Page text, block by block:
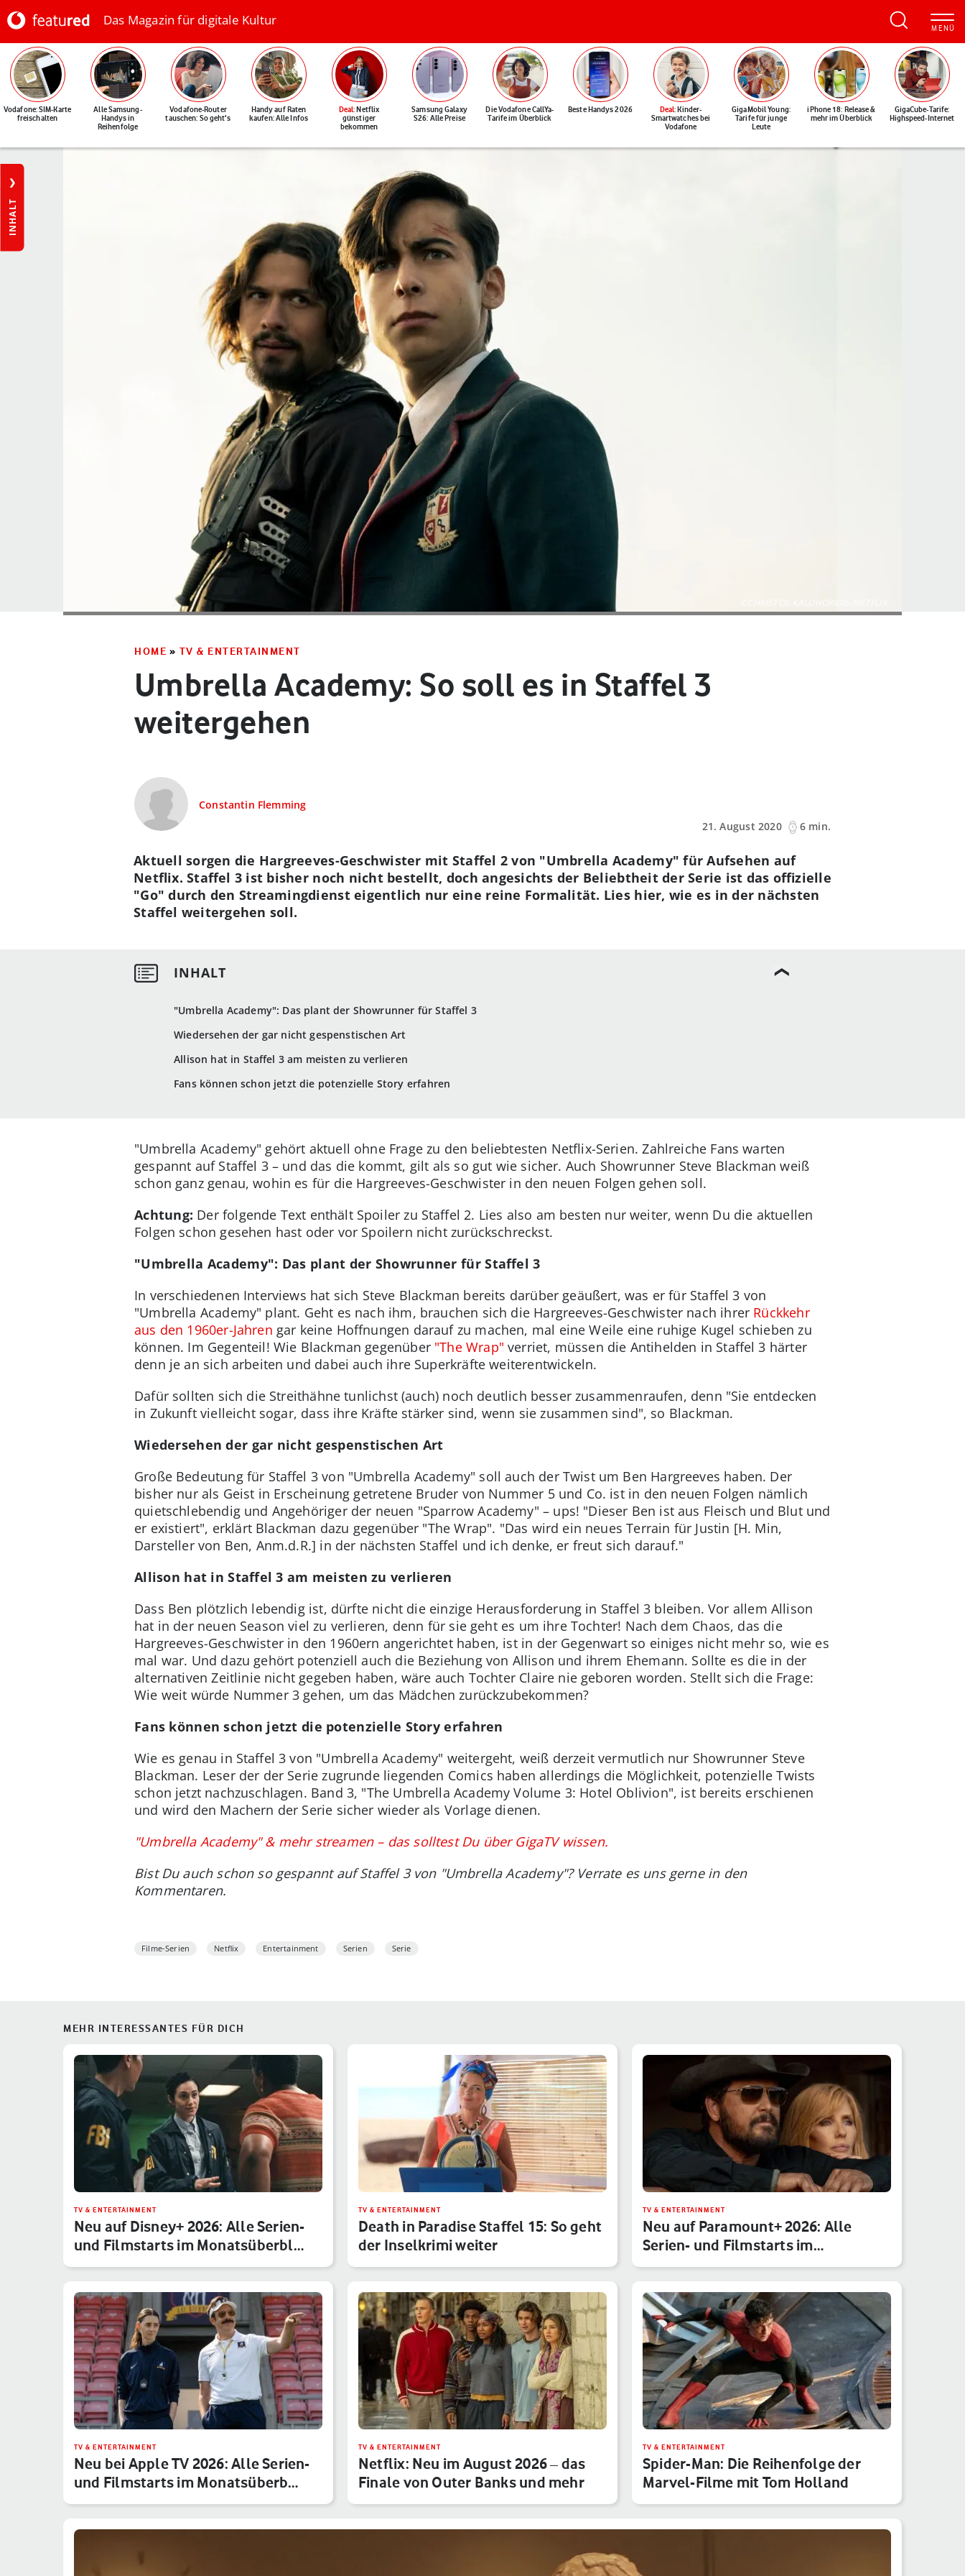
Das Magazin für digitale Kultur
Vodafone: SIM-Karte
freischalten
Alle Samsung-
Handys in
Reihenfolge
Vodafone-Router
tauschen: So geht's
Handy auf Raten
kaufen: Alle Infos
Deal: Netflix
günstiger
bekommen
Samsung Galaxy
S26: Alle Preise
Die Vodafone CallYa-
Tarife im Überblick
Beste Handys 2026 Deal: Kinder-
Smartwatches bei
Vodafone
GigaMobil Young:
Tarife für junge
Leute
iPhone 18: Release &
mehr im Überblick
GigaCube-Tarife:
Highspeed-Internet
INHALT
©CHRISTOS KALOHORIDIS/NETFLIX
HOME » TV & ENTERTAINMENT
Umbrella Academy: So soll es in Staffel 3
weitergehen
Constantin Flemming
21. August 2020
6 min.
"Umbrella Academy": Das plant der Showrunner für Staffel 3
Wiedersehen der gar nicht gespenstischen Art
Allison hat in Staffel 3 am meisten zu verlieren
Fans können schon jetzt die potenzielle Story erfahren
Aktuell sorgen die Hargreeves-Geschwister mit Staffel 2 von "Umbrella Academy" für Aufsehen auf
Netflix. Staffel 3 ist bisher noch nicht bestellt, doch angesichts der Beliebtheit der Serie ist das offizielle
"Go" durch den Streamingdienst eigentlich nur eine reine Formalität. Lies hier, wie es in der nächsten
Staffel weitergehen soll.
"Umbrella Academy" gehört aktuell ohne Frage zu den beliebtesten Netflix-Serien. Zahlreiche Fans warten
gespannt auf Staffel 3 – und das die kommt, gilt als so gut wie sicher. Auch Showrunner Steve Blackman weiß
schon ganz genau, wohin es für die Hargreeves-Geschwister in den neuen Folgen gehen soll.
Achtung: Der folgende Text enthält Spoiler zu Staffel 2. Lies also am besten nur weiter, wenn Du die aktuellen
Folgen schon gesehen hast oder vor Spoilern nicht zurückschreckst.
"Umbrella Academy": Das plant der Showrunner für Staffel 3
In verschiedenen Interviews hat sich Steve Blackman bereits darüber geäußert, was er für Staffel 3 von
"Umbrella Academy" plant. Geht es nach ihm, brauchen sich die Hargreeves-Geschwister nach ihrer Rückkehr
aus den 1960er-Jahren gar keine Hoffnungen darauf zu machen, mal eine Weile eine ruhige Kugel schieben zu
können. Im Gegenteil! Wie Blackman gegenüber "The Wrap" verriet, müssen die Antihelden in Staffel 3 härter
denn je an sich arbeiten und dabei auch ihre Superkräfte weiterentwickeln.
Dafür sollten sich die Streithähne tunlichst (auch) noch deutlich besser zusammenraufen, denn "Sie entdecken
in Zukunft vielleicht sogar, dass ihre Kräfte stärker sind, wenn sie zusammen sind", so Blackman.
Wiedersehen der gar nicht gespenstischen Art
Große Bedeutung für Staffel 3 von "Umbrella Academy" soll auch der Twist um Ben Hargreeves haben. Der
bisher nur als Geist in Erscheinung getretene Bruder von Nummer 5 und Co. ist in den neuen Folgen nämlich
quietschlebendig und Angehöriger der neuen "Sparrow Academy" – ups! "Dieser Ben ist aus Fleisch und Blut und
er existiert", erklärt Blackman dazu gegenüber "The Wrap". "Das wird ein neues Terrain für Justin [H. Min,
Darsteller von Ben, Anm.d.R.] in der nächsten Staffel und ich denke, er freut sich darauf."
Allison hat in Staffel 3 am meisten zu verlieren
Dass Ben plötzlich lebendig ist, dürfte nicht die einzige Herausforderung in Staffel 3 bleiben. Vor allem Allison
hat in der neuen Season viel zu verlieren, denn für sie geht es um ihre Tochter! Nach dem Chaos, das die
Hargreeves-Geschwister in den 1960ern angerichtet haben, ist in der Gegenwart so einiges nicht mehr so, wie es
mal war. Und dazu gehört potenziell auch die Beziehung von Allison und ihrem Ehemann. Sollte es die in der
alternativen Zeitlinie nicht gegeben haben, wäre auch Tochter Claire nie geboren worden. Stellt sich die Frage:
Wie weit würde Nummer 3 gehen, um das Mädchen zurückzubekommen?
Fans können schon jetzt die potenzielle Story erfahren
Wie es genau in Staffel 3 von "Umbrella Academy" weitergeht, weiß derzeit vermutlich nur Showrunner Steve
Blackman. Leser der der Serie zugrunde liegenden Comics haben allerdings die Möglichkeit, potenzielle Twists
schon jetzt nachzuschlagen. Band 3, "The Umbrella Academy Volume 3: Hotel Oblivion", ist bereits erschienen
und wird den Machern der Serie sicher wieder als Vorlage dienen.
"Umbrella Academy" & mehr streamen – das solltest Du über GigaTV wissen.
Bist Du auch schon so gespannt auf Staffel 3 von "Umbrella Academy"? Verrate es uns gerne in den
Kommentaren.
Filme-Serien Netflix Entertainment Serien Serie
MEHR INTERESSANTES FÜR DICH
TV & ENTERTAINMENT
Neu auf Disney+ 2026: Alle Serien-
und Filmstarts im Monatsüberbl…
TV & ENTERTAINMENT
Death in Paradise Staffel 15: So geht
der Inselkrimi weiter
TV & ENTERTAINMENT
Neu auf Paramount+ 2026: Alle
Serien- und Filmstarts im
Monatsübe…
TV & ENTERTAINMENT
Neu bei Apple TV 2026: Alle Serien-
und Filmstarts im Monatsüberb…
TV & ENTERTAINMENT
Netflix: Neu im August 2026 – das
Finale von Outer Banks und mehr
TV & ENTERTAINMENT
Spider-Man: Die Reihenfolge der
Marvel-Filme mit Tom Holland